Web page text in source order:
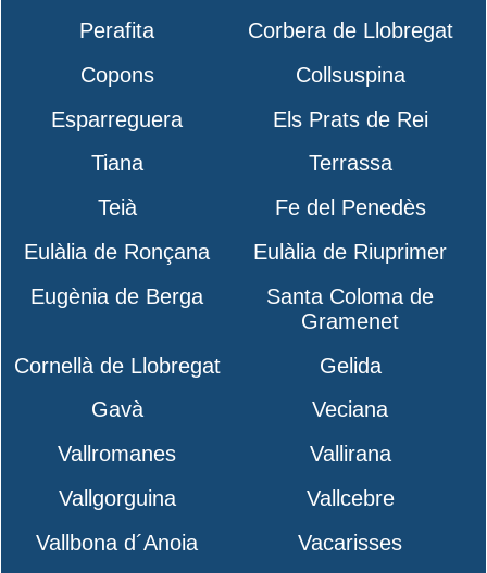
Perafita
Corbera de Llobregat
Copons
Collsuspina
Esparreguera
Els Prats de Rei
Tiana
Terrassa
Teià
Fe del Penedès
Eulàlia de Ronçana
Eulàlia de Riuprimer
Eugènia de Berga
Santa Coloma de
Gramenet
Cornellà de Llobregat
Gelida
Gavà
Veciana
Vallromanes
Vallirana
Vallgorguina
Vallcebre
Vallbona d´Anoia
Vacarisses